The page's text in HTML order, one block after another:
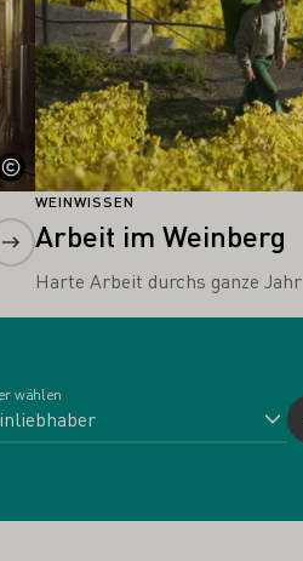
WEINWISSEN
Arbeit im Weinberg
Harte Arbeit durchs ganze Jahr
wählen